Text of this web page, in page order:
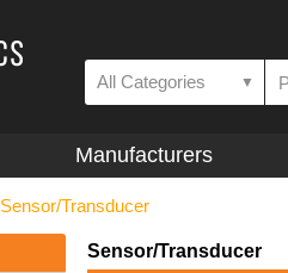
All Categories ▼
Manufacturers
Sensor/Transducer
Sensor/Transducer